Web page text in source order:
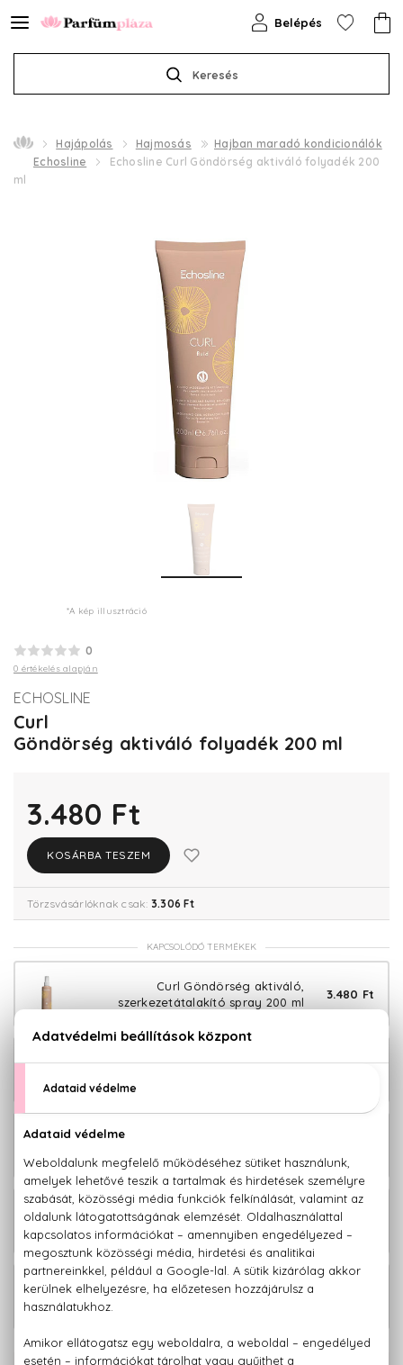
Keresés
Belépés
Hajápolás Hajmosás
Hajban maradó kondicionálók
Echosline
Echosline Curl Göndörség aktiváló folyadék 200
ml
*A kép illusztráció
0
0 értékelés alapján
ECHOSLINE
Curl
Göndörség aktiváló folyadék 200 ml
3.480 Ft
KOSÁRBA TESZEM
Törzsvásárlóknak csak: 3.306 Ft
KAPCSOLÓDÓ TERMÉKEK
Curl Göndörség aktiváló,
szerkezetátalakító spray 200 ml
3.480 Ft
Curl Hajhidratáló és ápoló hajmaszk
Curl Hajhidratáló és ápoló hajmaszk
Curl Hajhidratáló és ápoló sampon
göndör hajra 300 ml
2.580 Ft
Curl Hajhidratáló és ápoló sampon